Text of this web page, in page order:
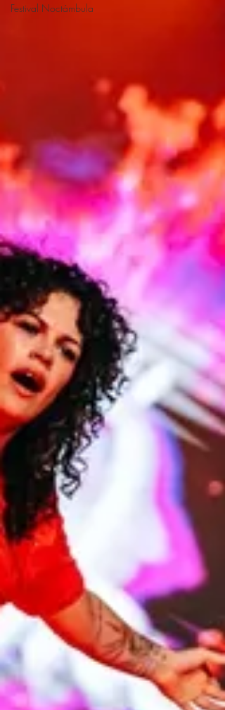
Festival Noctámbula